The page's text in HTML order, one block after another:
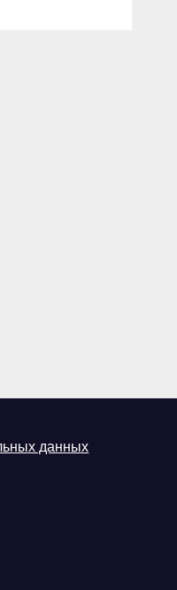
данных